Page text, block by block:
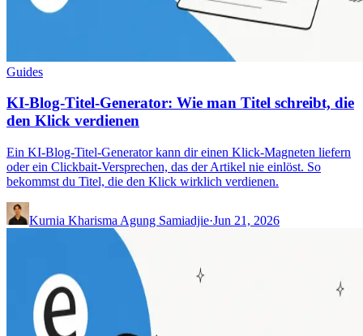
Guides
KI-Blog-Titel-Generator: Wie man Titel schreibt, die
den Klick verdienen
Ein KI-Blog-Titel-Generator kann dir einen Klick-Magneten liefern
oder ein Clickbait-Versprechen, das der Artikel nie einlöst. So
bekommst du Titel, die den Klick wirklich verdienen.
Kurnia Kharisma Agung Samiadjie·Jun 21, 2026